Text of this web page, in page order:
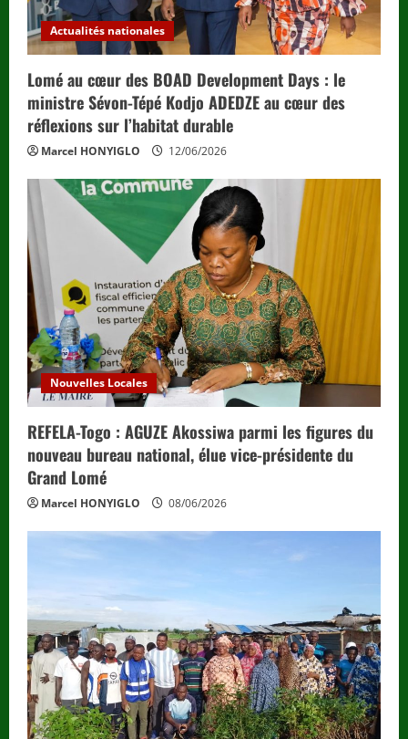
Actualités nationales
Lomé au cœur des BOAD Development Days : le
ministre Sévon-Tépé Kodjo ADEDZE au cœur des
réflexions sur l’habitat durable
Marcel HONYIGLO 12/06/2026
Nouvelles Locales
REFELA-Togo : AGUZE Akossiwa parmi les figures du
nouveau bureau national, élue vice-présidente du
Grand Lomé
Marcel HONYIGLO 08/06/2026